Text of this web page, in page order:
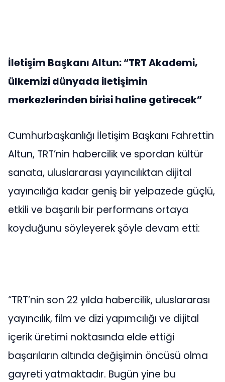
İletişim Başkanı Altun: “TRT Akademi,
ülkemizi dünyada iletişimin
merkezlerinden birisi haline getirecek”
Cumhurbaşkanlığı İletişim Başkanı Fahrettin
Altun, TRT’nin habercilik ve spordan kültür
sanata, uluslararası yayıncılıktan dijital
yayıncılığa kadar geniş bir yelpazede güçlü,
etkili ve başarılı bir performans ortaya
koyduğunu söyleyerek şöyle devam etti:
“TRT’nin son 22 yılda habercilik, uluslararası
yayıncılık, film ve dizi yapımcılığı ve dijital
içerik üretimi noktasında elde ettiği
başarıların altında değişimin öncüsü olma
gayreti yatmaktadır. Bugün yine bu